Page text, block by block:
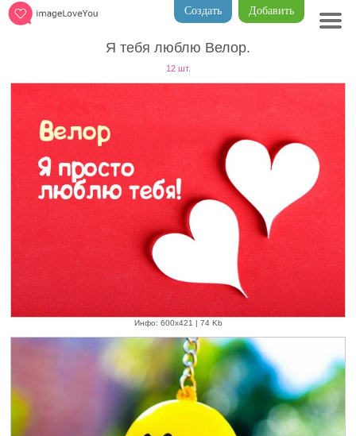
Добавить
Создать
Я тебя люблю Велор.
12 шт.
Инфо: 600х421 | 74 Kb